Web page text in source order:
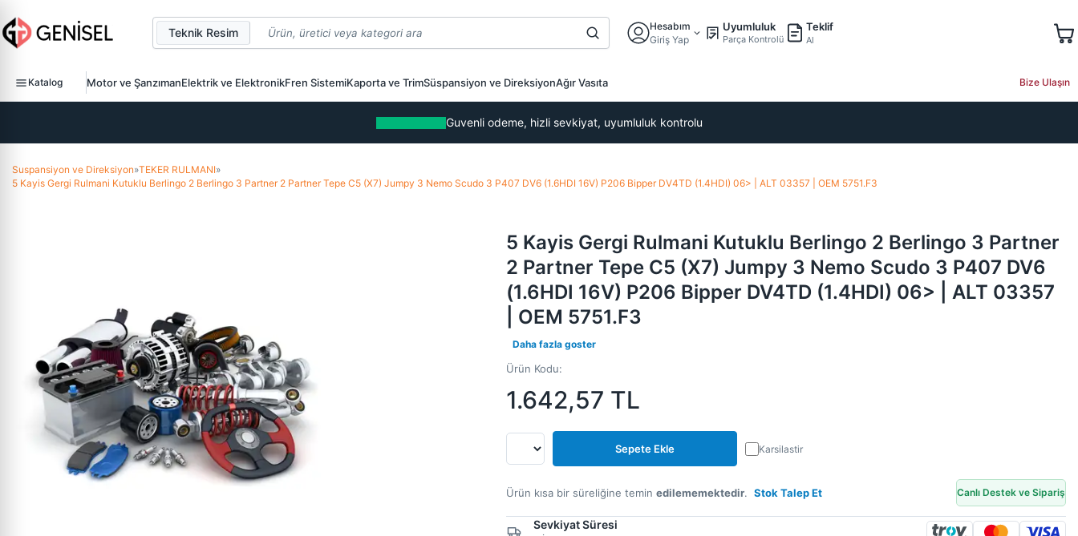
Teknik Resim
Hesabım
Giriş Yap
Uyumluluk
Parça Kontrolü
Teklif
Al
Katalog Motor ve ŞanzımanElektrik ve ElektronikFren SistemiKaporta ve TrimSüspansiyon ve DireksiyonAğır Vasıta Bize Ulaşın
Guvenli odeme, hizli sevkiyat, uyumluluk kontrolu
Suspansiyon ve Direksiyon»TEKER RULMANI»
5 Kayis Gergi Rulmani Kutuklu Berlingo 2 Berlingo 3 Partner 2 Partner Tepe C5 (X7) Jumpy 3 Nemo Scudo 3 P407 DV6 (1.6HDI 16V) P206 Bipper DV4TD (1.4HDI) 06> | ALT 03357 | OEM 5751.F3
5 Kayis Gergi Rulmani Kutuklu Berlingo 2 Berlingo 3 Partner
2 Partner Tepe C5 (X7) Jumpy 3 Nemo Scudo 3 P407 DV6
(1.6HDI 16V) P206 Bipper DV4TD (1.4HDI) 06> | ALT 03357
| OEM 5751.F3
Daha fazla goster
Ürün Kodu:
1.642,57 TL
Sepete Ekle Karsilastir
Ürün kısa bir süreliğine temin edilememektedir. Stok Talep Et Canlı Destek ve Sipariş
Sevkiyat Süresi